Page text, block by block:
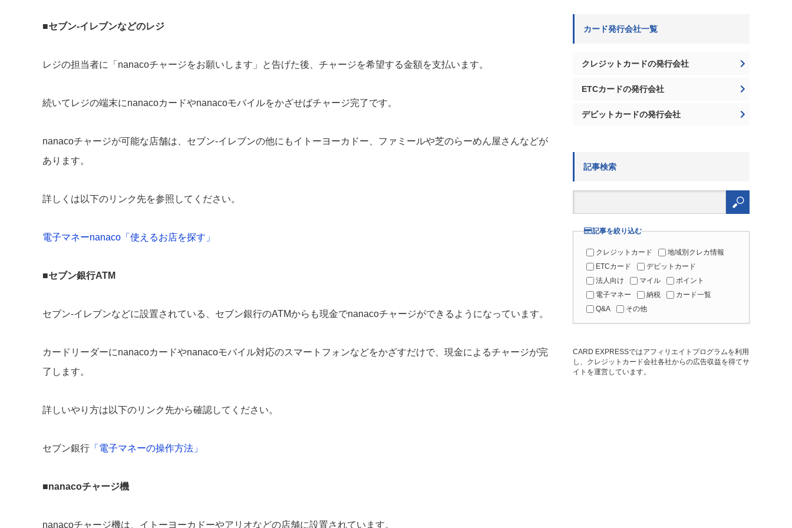
■セブン-イレブンなどのレジ
レジの担当者に「nanacoチャージをお願いします」と告げた後、チャージを希望する金額を支払います。
続いてレジの端末にnanacoカードやnanacoモバイルをかざせばチャージ完了です。
nanacoチャージが可能な店舗は、セブン-イレブンの他にもイトーヨーカドー、ファミールや芝のらーめん屋さんなどが
あります。
詳しくは以下のリンク先を参照してください。
電子マネーnanaco「使えるお店を探す」
■セブン銀行ATM
セブン-イレブンなどに設置されている、セブン銀行のATMからも現金でnanacoチャージができるようになっています。
カードリーダーにnanacoカードやnanacoモバイル対応のスマートフォンなどをかざすだけで、現金によるチャージが完
了します。
詳しいやり方は以下のリンク先から確認してください。
セブン銀行 「電子マネーの操作方法」
■nanacoチャージ機
nanacoチャージ機は、イトーヨーカドーやアリオなどの店舗に設置されています。
カード発行会社一覧
クレジットカードの発行会社
ETCカードの発行会社
デビットカードの発行会社
記事検索
検
記事を絞り込む
クレジットカード
地域別クレカ情報
ETCカード
デビットカード
法人向け
マイル
ポイント
電子マネー
納税
カード一覧
Q&A
その他
CARD EXPRESSではアフィリエイトプログラムを利用
し、クレジットカード会社各社からの広告収益を得てサ
イトを運営しています。